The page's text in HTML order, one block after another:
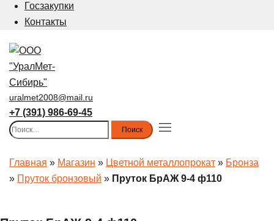
Госзакупки
Контакты
uralmet2008@mail.ru
+7 (391) 986-69-45
Найти:
Главная » Магазин » Цветной металлопрокат » Бронза
» Пруток бронзовый » Пруток БрАЖ 9-4 ф110